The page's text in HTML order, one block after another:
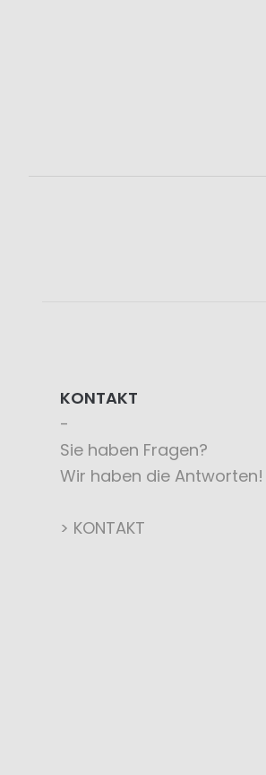
KONTAKT
Sie haben Fragen?
Wir haben die Antworten!
> KONTAKT